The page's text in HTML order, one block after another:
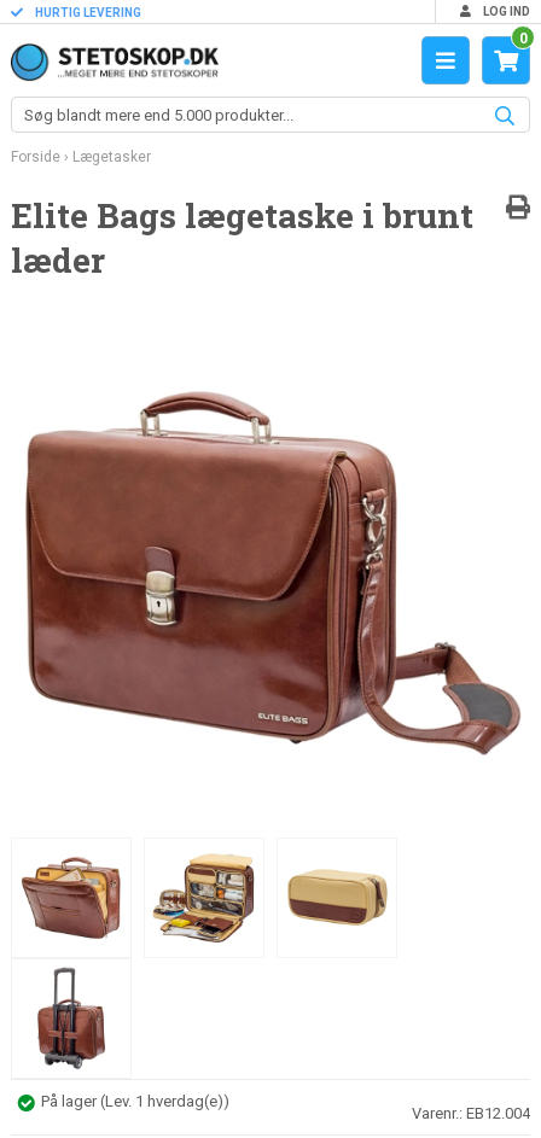
HURTIG LEVERING LOG IND
0
Forside› Lægetasker
Elite Bags lægetaske i brunt
læder
På lager(Lev. 1 hverdag(e))
Varenr.:EB12.004